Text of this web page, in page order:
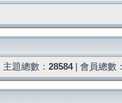
| 主題總數： 28584| 會員總數